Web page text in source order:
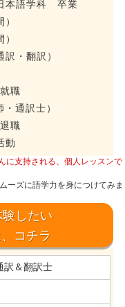
語学科 卒業
・翻訳）
職
訳士）
職
動
に支持される、個人レッスンで
ーズに語学力を身につけてみま
したい
コチラ
訳＆翻訳士